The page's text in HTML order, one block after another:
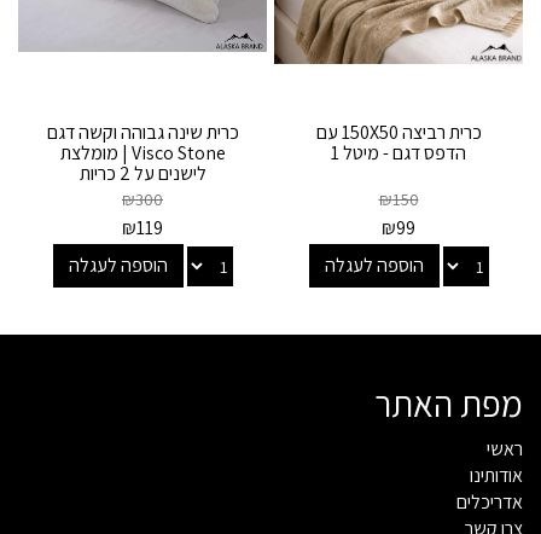
כרית רביצה 150X50 עם
הדפס דגם - מיטל 1
₪150
₪99
הוספה לעגלה
כרית שינה גבוהה וקשה דגם
Visco Stone | מומלצת
לישנים על 2 כריות
₪300
₪119
הוספה לעגלה
מפת האתר
ראשי
אודותינו
אדריכלים
צרו קשר